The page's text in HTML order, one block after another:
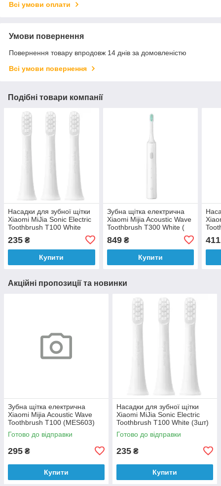
Всі умови оплати
Умови повернення
Повернення товару впродовж 14 днів за домовленістю
Всі умови повернення
Подібні товари компанії
Насадки для зубної щітки
Xiaomi MiJia Sonic Electric
Toothbrush T100 White
235 ₴
Купити
Зубна щітка електрична
Xiaomi Mijia Acoustic Wave
Toothbrush T300 White (
849₴
Купити
411
Акційні пропозиції та новинки
Зубна щітка електрична
Xiaomi Mijia Acoustic Wave
Toothbrush T100 (MES603)
White (China Version) Уцінка
Готово до відправки
295 ₴
Купити
Насадки для зубної щітки
Xiaomi MiJia Sonic Electric
Toothbrush T100 White (3шт)
MBS302
Готово до відправки
235 ₴
Купити